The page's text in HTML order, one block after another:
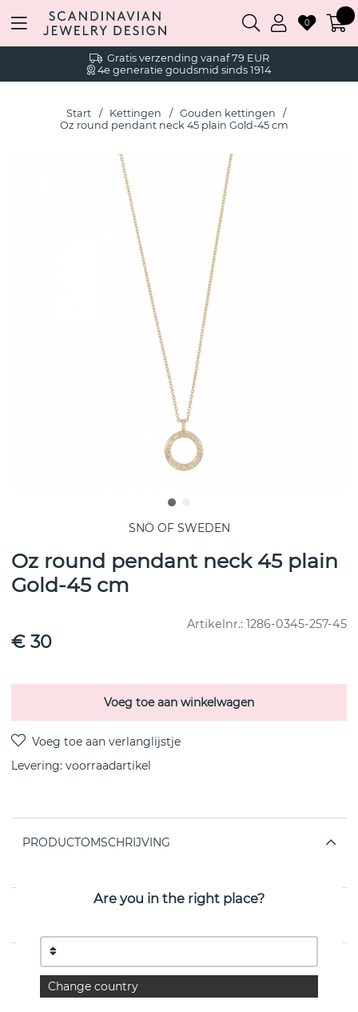
Gratis verzending vanaf 79 EUR
4e generatie goudsmid sinds 1914
0
Start Kettingen
Gouden kettingen
Oz round pendant neck 45 plain Gold-45 cm
SNÖ OF SWEDEN
Oz round pendant neck 45 plain
Gold-45 cm
Artikelnr.: 1286-0345-257-45
€ 30
Voeg toe aan winkelwagen
Levering: voorraadartikel
PRODUCTOMSCHRIJVING
Bekijk meer artikelen
Are you in the right place?
Change country